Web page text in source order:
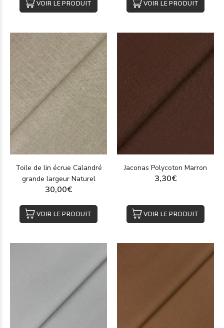
VOIR LE PRODUIT VOIR LE PRODUIT
Toile de lin écrue Calandré
grande largeur Naturel
30,00€
VOIR LE PRODUIT
Jaconas Polycoton Marron
3,30€
VOIR LE PRODUIT